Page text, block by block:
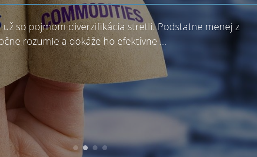
so pojmom diverzifikácia stretli. Podstatne menej z
rozumie a dokáže ho efektívne …